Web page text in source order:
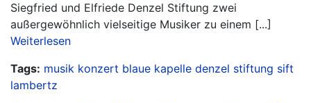
Siegfried und Elfriede Denzel Stiftung zwei
außergewöhnlich vielseitige Musiker zu einem [...]
Weiterlesen
Tags: musik konzert blaue kapelle denzel stiftung sift
lambertz